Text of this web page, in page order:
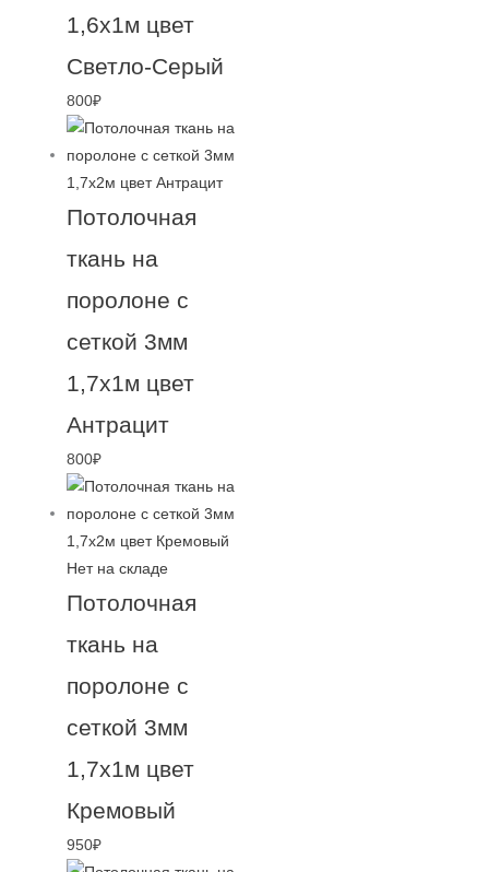
1,6х1м цвет
Светло-Серый
800₽
Потолочная
ткань на
поролоне с
сеткой 3мм
1,7х1м цвет
Антрацит
800₽
Нет на складе
Потолочная
ткань на
поролоне с
сеткой 3мм
1,7х1м цвет
Кремовый
950₽